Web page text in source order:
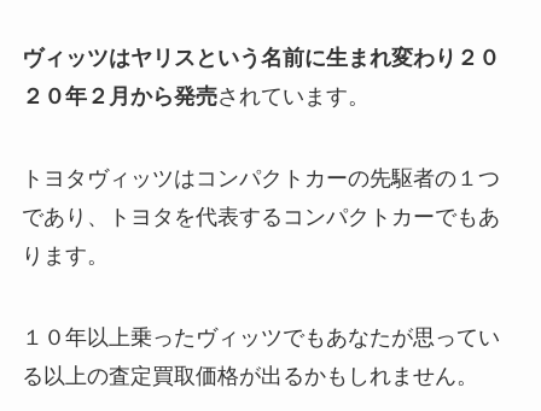
ヴィッツはヤリスという名前に生まれ変わり２０
２０年２月から発売されています。
トヨタヴィッツはコンパクトカーの先駆者の１つ
であり、トヨタを代表するコンパクトカーでもあ
ります。
１０年以上乗ったヴィッツでもあなたが思ってい
る以上の査定買取価格が出るかもしれません。